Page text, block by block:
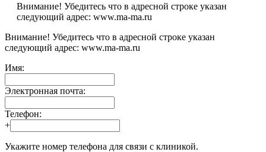
Внимание! Убедитесь что в адресной строке указан
следующий адрес: www.ma-ma.ru
Внимание! Убедитесь что в адресной строке указан
следующий адрес: www.ma-ma.ru
Имя:
Электронная почта:
Телефон:
+
Укажите номер телефона для связи с клиникой.